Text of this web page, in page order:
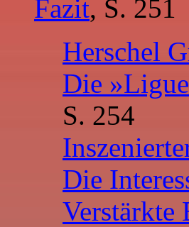
Fazit, S. 251
Herschel
Die
S. 254
Die
Verstärkte